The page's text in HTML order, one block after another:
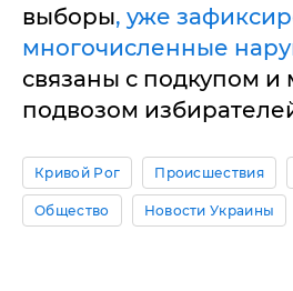
выборы, уже
многочисленные
связаны с подкупом и
подвозом
Кривой Рог Происшествия
Общество Новости Украины